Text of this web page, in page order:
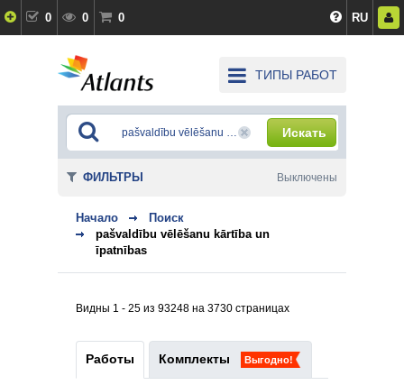
0 0 0 RU
ТИПЫ РАБОТ
Искать
Начало
Поиск
pašvaldību vēlēšanu kārtība un
īpatnības
Видны 1 - 25 из 93248 на 3730 страницах
Работы Комплекты Выгодно!
ФИЛЬТРЫ Выключены